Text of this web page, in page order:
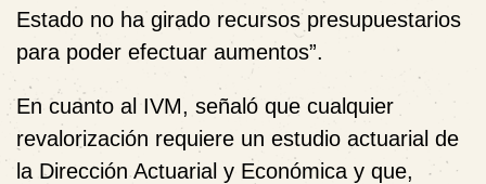
Estado no ha girado recursos presupuestarios
para poder efectuar aumentos”.
En cuanto al IVM, señaló que cualquier
revalorización requiere un estudio actuarial de
la Dirección Actuarial y Económica y que,